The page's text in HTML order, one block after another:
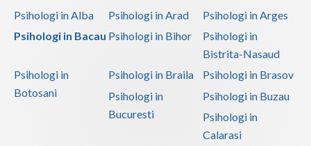
Psihologi in Alba Psihologi in Arad
Psihologi in Arges
Psihologi in Bacau Psihologi in Bihor
Psihologi in
Bistrita-Nasaud
Psihologi in
Botosani
Psihologi in Braila
Psihologi in Brasov
Psihologi in
Bucuresti
Psihologi in Buzau
Psihologi in
Calarasi